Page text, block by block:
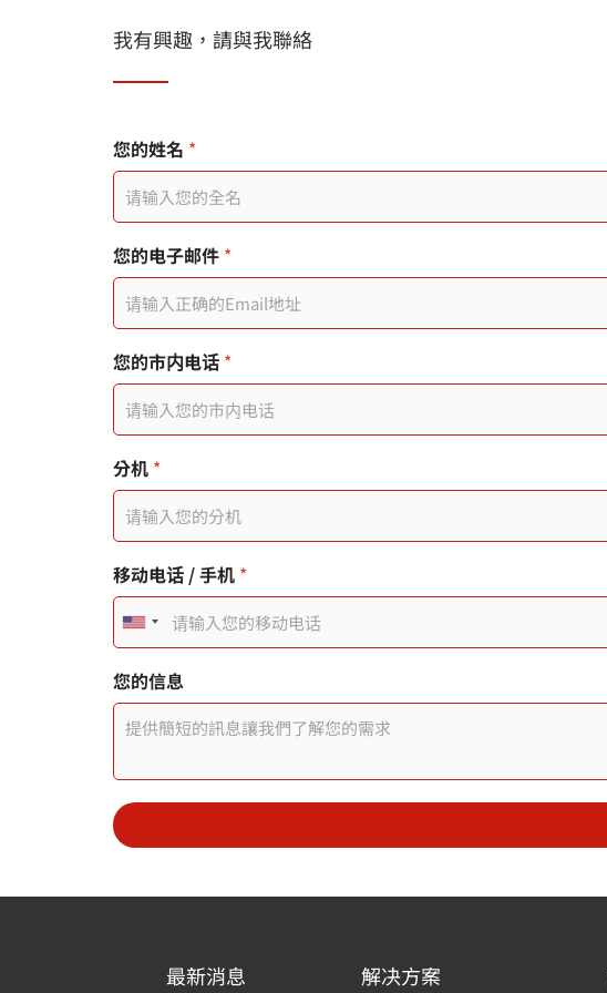
我有興趣，請與我聯絡
您
的
电
子
件
您
的
電
子
郵
件
您的姓名 *
您的电子邮件 *
您
的
訊
息
面
連
結
您
的
電
子
郵
件
您的市内电话 *
分机 *
移动电话 / 手机 *
U
n
i
e
您的信息
最新消息 解决方案